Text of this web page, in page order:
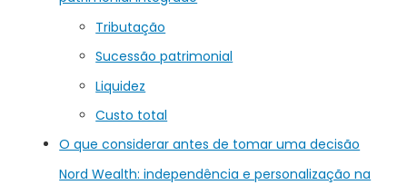
Tributação
Sucessão patrimonial
Liquidez
Custo total
O que considerar antes de tomar uma decisão
Nord Wealth: independência e personalização na